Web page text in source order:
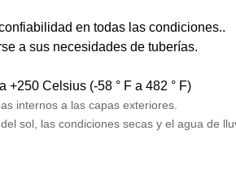
en todas las condiciones..
a sus necesidades de tuberías.
+250 Celsius (-58 ° F a 482 ° F)
internos a las capas exteriores.
sol, las condiciones secas y el agua de